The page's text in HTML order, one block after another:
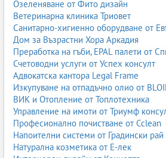
По-добра подготовка за
грапавост;
По-дълъг живот на покритията
Безопасност–
сертифицирано оборудване;
Икономия на време – особено
Къде се използва пясъкоструене
Пясъкоструенето е универсален
приложение в десетки индустрии.
корабостроене и морска
метални конструкции и халета;
Озеленяване от Фито дизайн
Ветеринарна клиника Триовет
Санитарно-хигиенно оборудване от
Дом за Възрастни Хора Аркадия
Преработка на гъби, EPAL палети от
Счетоводни услуги от Успех консулт
Адвокатска кантора Legal Frame
Изкупуване на отпадъчно олио от BLOIL
ВИК и Отопление от Топлотехника
Управление на имоти от Триумф
Професионално почистване от Cclean
Напоителни системи от Градински
Натурална козметика от Е-лек